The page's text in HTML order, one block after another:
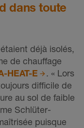
dans toute
déjà isolés,
de chauffage
HEAT-E
. « Lors
difficile de
au sol de faible
Schlüter-
puisque